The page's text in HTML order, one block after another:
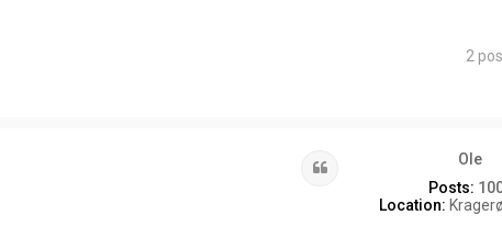
2
Ole
Posts:
Location: